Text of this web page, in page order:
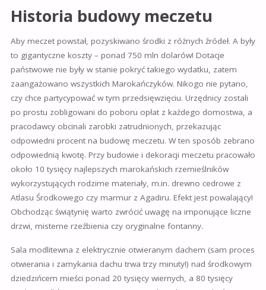
Historia budowy meczetu
Aby meczet powstał, pozyskiwano środki z różnych źródeł. A były
to gigantyczne koszty – ponad 750 mln dolarów! Dotacje
państwowe nie były w stanie pokryć takiego wydatku, zatem
zaangażowano wszystkich Marokańczyków. Nikogo nie pytano,
czy chce partycypować w tym przedsięwzięciu. Urzędnicy zostali
po prostu zobligowani do poboru opłat z każdego domostwa, a
pracodawcy obcinali zarobki zatrudnionych, przekazując
odpowiedni procent na budowę meczetu. W ten sposób zebrano
odpowiednią kwotę. Przy budowie i dekoracji meczetu pracowało
około 10 tysięcy najlepszych marokańskich rzemieślników
wykorzystujących rodzime materiały, m.in. drewno cedrowe z
Atlasu Środkowego czy marmur z Agadiru. Efekt jest powalający!
Obchodząc świątynię warto zwrócić uwagę na imponujące liczne
drzwi, misterne rzeźbienia czy oryginalne fontanny.
Sala modlitewna z elektrycznie otwieranym dachem (sam proces
otwierania i zamykania dachu trwa trzy minuty!) nad środkowym
dziedzińcem mieści ponad 20 tysięcy wiernych, a 80 tysięcy